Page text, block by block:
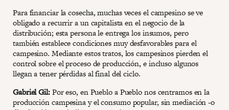
Para financiar la cosecha, muchas veces el campesino se ve
obligado a recurrir a un capitalista en el negocio de la
distribución; esta persona le entrega los insumos, pero
también establece condiciones muy desfavorables para el
campesino. Mediante estos tratos, los campesinos pierden el
control sobre el proceso de producción, e incluso algunos
llegan a tener pérdidas al final del ciclo.
Gabriel Gil:Por eso, en Pueblo a Pueblo nos centramos en la
producción campesina y el consumo popular, sin mediación -o